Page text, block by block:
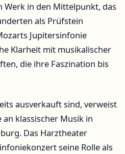
in den Mittelpunkt, das
als Prüfstein
Jupitersinfonie
Klarheit mit musikalischer
die ihre Faszination bis
ausverkauft sind, verweist
klassischer Musik in
Das Harztheater
seine Rolle als